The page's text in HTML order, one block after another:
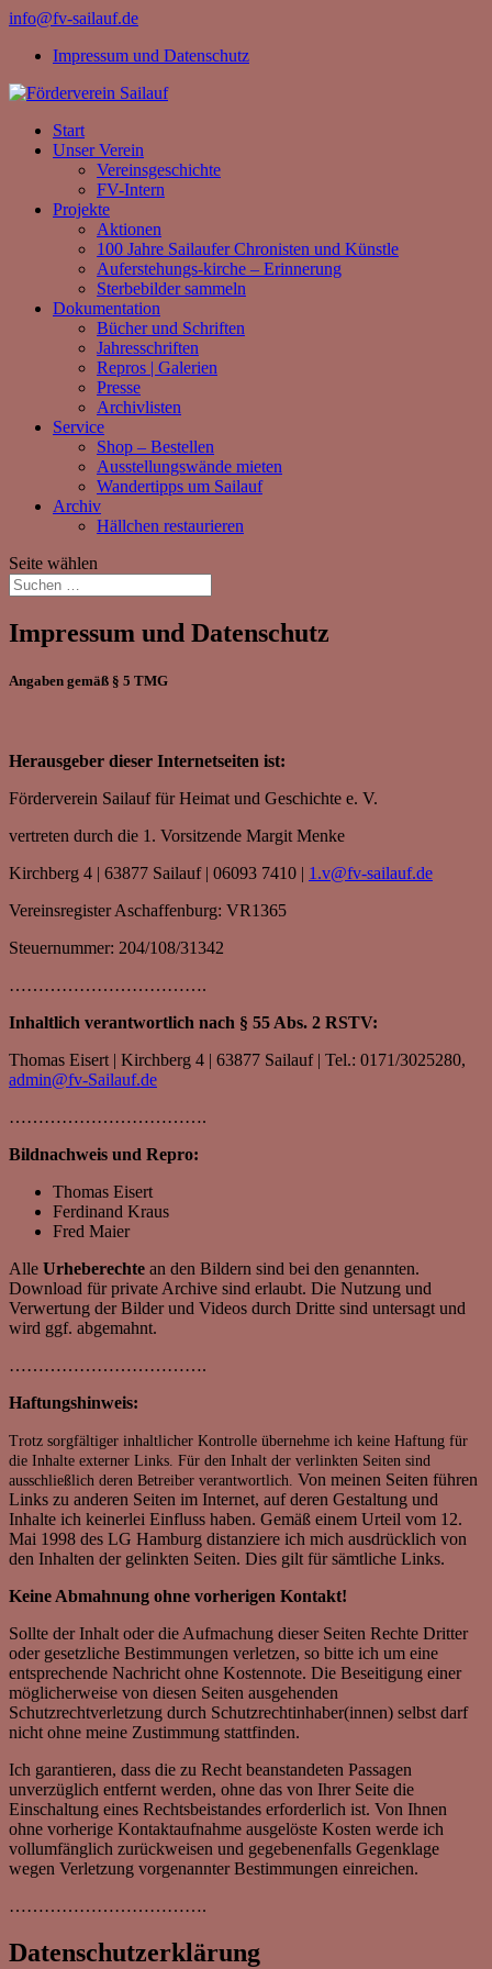
info@fv-sailauf.de
Impressum und Datenschutz
Start
Unser Verein
Vereinsgeschichte
FV-Intern
Projekte
Aktionen
100 Jahre Sailaufer Chronisten und Künstle
Auferstehungs-kirche – Erinnerung
Sterbebilder sammeln
Dokumentation
Bücher und Schriften
Jahresschriften
Repros | Galerien
Presse
Archivlisten
Service
Shop – Bestellen
Ausstellungswände mieten
Wandertipps um Sailauf
Archiv
Hällchen restaurieren
Seite wählen
Impressum und Datenschutz
Angaben gemäß § 5 TMG
Herausgeber dieser Internetseiten ist:
Förderverein Sailauf für Heimat und Geschichte e. V.
vertreten durch die 1. Vorsitzende Margit Menke
Kirchberg 4 | 63877 Sailauf | 06093 7410‬ | 1.v@fv-sailauf.de
Vereinsregister Aschaffenburg: VR1365
Steuernummer: 204/108/31342
…………………………….
Inhaltlich verantwortlich nach § 55 Abs. 2 RSTV:
Thomas Eisert | Kirchberg 4 | 63877 Sailauf | Tel.: 0171/3025280,
admin@fv-Sailauf.de
…………………………….
Bildnachweis und Repro:
Thomas Eisert
Ferdinand Kraus
Fred Maier
Alle Urheberechte an den Bildern sind bei den genannten.
Download für private Archive sind erlaubt. Die Nutzung und
Verwertung der Bilder und Videos durch Dritte sind untersagt und
wird ggf. abgemahnt.
…………………………….
Haftungshinweis:
Trotz sorgfältiger inhaltlicher Kontrolle übernehme ich keine Haftung für
die Inhalte externer Links. Für den Inhalt der verlinkten Seiten sind
ausschließlich deren Betreiber verantwortlich. Von meinen Seiten führen
Links zu anderen Seiten im Internet, auf deren Gestaltung und
Inhalte ich keinerlei Einfluss haben. Gemäß einem Urteil vom 12.
Mai 1998 des LG Hamburg distanziere ich mich ausdrücklich von
den Inhalten der gelinkten Seiten. Dies gilt für sämtliche Links.
Keine Abmahnung ohne vorherigen Kontakt!
Sollte der Inhalt oder die Aufmachung dieser Seiten Rechte Dritter
oder gesetzliche Bestimmungen verletzen, so bitte ich um eine
entsprechende Nachricht ohne Kostennote. Die Beseitigung einer
möglicherweise von diesen Seiten ausgehenden
Schutzrechtverletzung durch Schutzrechtinhaber(innen) selbst darf
nicht ohne meine Zustimmung stattfinden.
Ich garantieren, dass die zu Recht beanstandeten Passagen
unverzüglich entfernt werden, ohne das von Ihrer Seite die
Einschaltung eines Rechtsbeistandes erforderlich ist. Von Ihnen
ohne vorherige Kontaktaufnahme ausgelöste Kosten werde ich
vollumfänglich zurückweisen und gegebenenfalls Gegenklage
wegen Verletzung vorgenannter Bestimmungen einreichen.
…………………………….
Datenschutzerklärung